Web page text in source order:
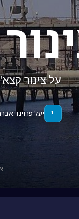
על צינור
י יעל פרוינד